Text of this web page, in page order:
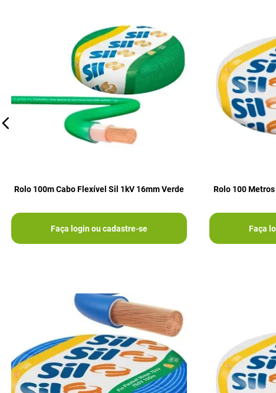
Rolo 100m Cabo Flexível Sil 1kV 16mm Verde
Faça login ou cadastre-se
Rolo 100
Faça